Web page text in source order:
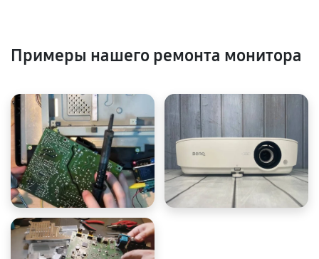
Примеры нашего ремонта монитора